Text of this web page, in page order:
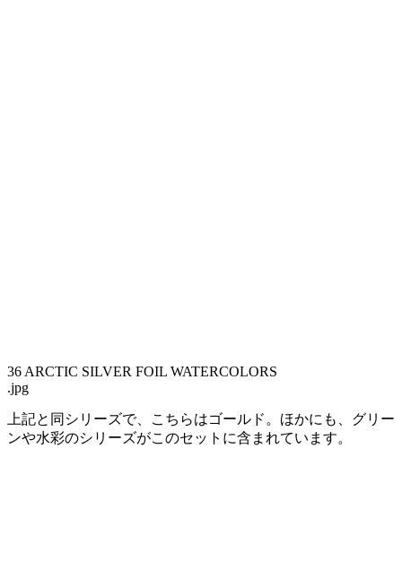
36 ARCTIC SILVER FOIL WATERCOLORS
.jpg
上記と同シリーズで、こちらはゴールド。ほかにも、グリー
ンや水彩のシリーズがこのセットに含まれています。